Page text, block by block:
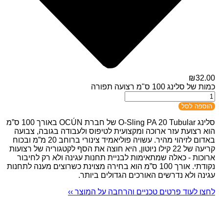
₪32.00
כמות של סלינג 100 ס"מ רצועה תפורה
הוספה לסל
סלינג O-Sling PA 20 Tubular של חברת OCÚN באורך 100 ס”מ
הוא רצועת עזר ארוכה ומקצועית לטיפוס ולעבודה בגובה, צבועה
באדום לזיהוי מהיר. עשויה פוליאמיד צינורי ברוחב 20 מ”מ ובכוח
קריעה של 22 קילו ניוטון, היא חוצה את הסף לקטגוריה של רצועות
ארוכות - כאלה שמתאימות לבניית תחנות עגינה ולא רק לחיבור
נקודתי. אורך 100 ס”מ הוא בחירה מצוינת כשרוצים מענה לתחנות
עגינה ולא נדרשים האורכים הגדולים ביותר.
לחצו לעוד פרטים טכניים והרחבה על המוצר ››